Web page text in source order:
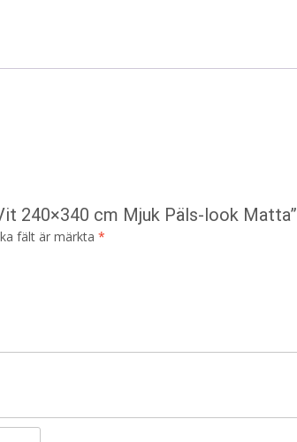
240×340 cm Mjuk Päls-look Matta”
fält är märkta *